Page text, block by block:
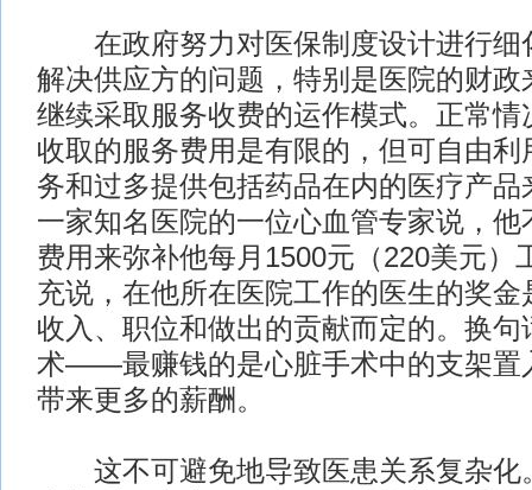
在政府努力对医保制度设计进行细
解决供应方的问题，特别是医院的财政
继续采取服务收费的运作模式。正常情
收取的服务费用是有限的，但可自由利
务和过多提供包括药品在内的医疗产品
一家知名医院的一位心血管专家说，他
费用来弥补他每月1500元（220美元）
充说，在他所在医院工作的医生的奖金
收入、职位和做出的贡献而定的。换句
术——最赚钱的是心脏手术中的支架
带来更多的薪酬。
这不可避免地导致医患关系复杂化